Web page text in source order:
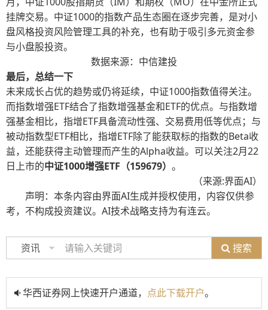
挂牌交易。中证1000的指数产品生态圈在逐步完善，是对小
盘风格投资风险管理工具的补充，也有助于吸引多元资金参
与小盘股投资。
数据来源：中信建投
最后，总结一下
未来成长占优的趋势或仍将延续，中证1000指数值得关注。
而指数增强ETF结合了指数增强基金和ETF的优点。与指数增
强基金相比，指增ETF具备流动性强、交易费用低等优点；与
被动指数型ETF相比，指增ETF除了能获取标的指数的Beta收
益，还能获得主动管理而产生的Alpha收益。可以关注2月22
日上市的中证1000增强ETF（159679） 。
（来源:界面AI）
声明：本条内容由界面AI生成并授权使用，内容仅供参
考，不构成投资建议。AI技术战略支持为有连云。
资讯 搜索
华西证券网上快速开户通道， 点此下载开户。